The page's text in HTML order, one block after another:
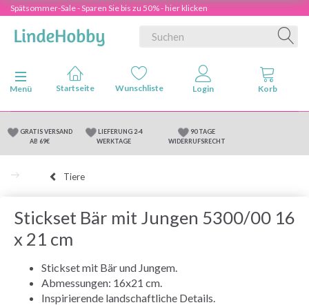
Spätsommer-Sale - Sparen Sie bis zu 50% - hier klicken
Anzeige ändern
Menü
GRATIS VERSAND
AB 69€
LIEFERUNG 2-4
WERKTAGE
90 TAGE
WIDERRUFSRECHT
Tiere
Stickset Bär mit Jungen 5300/00 16
x 21 cm
Stickset mit Bär und Jungem.
Abmessungen: 16x21 cm.
Inspirierende landschaftliche Details.